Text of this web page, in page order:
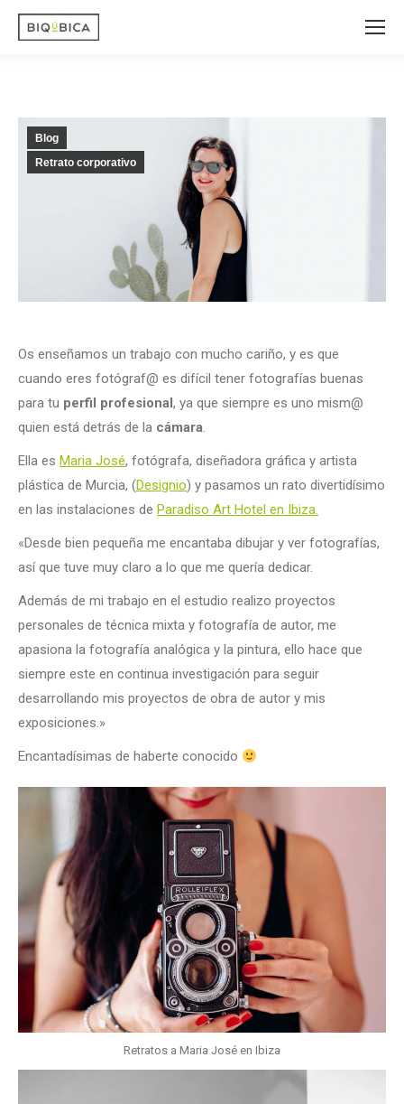
Blog
Retrato corporativo
Os enseñamos un trabajo con mucho cariño, y es que
cuando eres fotógraf@ es difícil tener fotografías buenas
para tu perfil profesional, ya que siempre es uno mism@
quien está detrás de la cámara.
Ella es Maria José, fotógrafa, diseñadora gráfica y artista
plástica de Murcia, (Designio) y pasamos un rato divertidísimo
en las instalaciones de Paradiso Art Hotel en Ibiza.
«Desde bien pequeña me encantaba dibujar y ver fotografías,
así que tuve muy claro a lo que me quería dedicar.
Además de mi trabajo en el estudio realizo proyectos
personales de técnica mixta y fotografía de autor, me
apasiona la fotografía analógica y la pintura, ello hace que
siempre este en continua investigación para seguir
desarrollando mis proyectos de obra de autor y mis
exposiciones.»
Encantadísimas de haberte conocido
Retratos a Maria José en Ibiza